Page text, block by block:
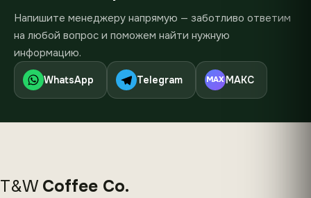
Напишите менеджеру напрямую — заботливо ответим
на любой вопрос и поможем найти нужную
информацию.
WhatsApp Telegram MAX МАКС
T&W Coffee Co.